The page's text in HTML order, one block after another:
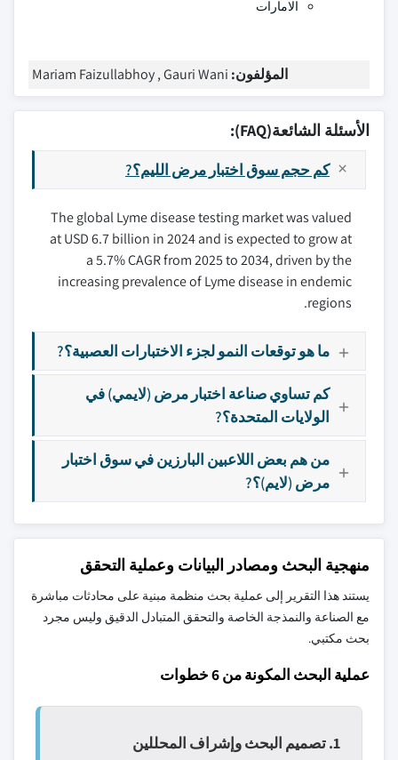
الامارات
المؤلفون: Mariam Faizullabhoy , Gauri Wani
الأسئلة الشائعة(FAQ):
كم حجم سوق اختبار مرض الليم؟?
The global Lyme disease testing market was valued
at USD 6.7 billion in 2024 and is expected to grow at
a 5.7% CAGR from 2025 to 2034, driven by the
increasing prevalence of Lyme disease in endemic
regions.
ما هو توقعات النمو لجزء الاختبارات العصبية؟?
كم تساوي صناعة اختبار مرض (لايمي) في
الولايات المتحدة؟?
من هم بعض اللاعبين البارزين في سوق اختبار
مرض (لايم)؟?
منهجية البحث ومصادر البيانات وعملية التحقق
يستند هذا التقرير إلى عملية بحث منظمة مبنية على محادثات مباشرة
مع الصناعة والنمذجة الخاصة والتحقق المتبادل الدقيق وليس مجرد
بحث مكتبي.
عملية البحث المكونة من 6 خطوات
1. تصميم البحث وإشراف المحللين